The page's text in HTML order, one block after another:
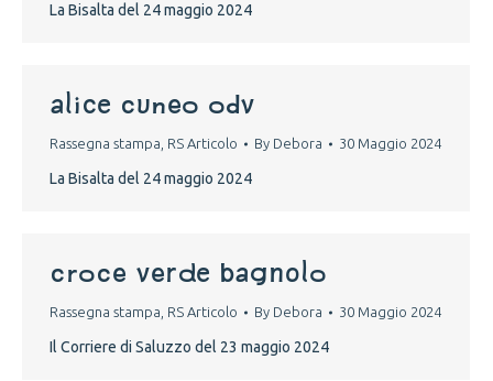
La Bisalta del 24 maggio 2024
alice cuneo odv
Rassegna stampa RS Articolo By Debora 30 Maggio 2024
La Bisalta del 24 maggio 2024
croce verde bagnolo
Rassegna stampa RS Articolo By Debora 30 Maggio 2024
Il Corriere di Saluzzo del 23 maggio 2024